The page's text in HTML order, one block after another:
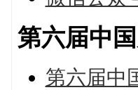
第六届中
第六届中